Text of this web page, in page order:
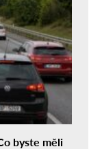
byste měli